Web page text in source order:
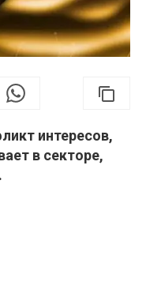
интересов,
в секторе,